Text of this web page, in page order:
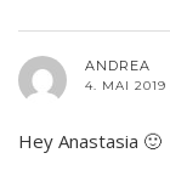
ANDREA
4. MAI 2019
Hey Anastasia 🙂